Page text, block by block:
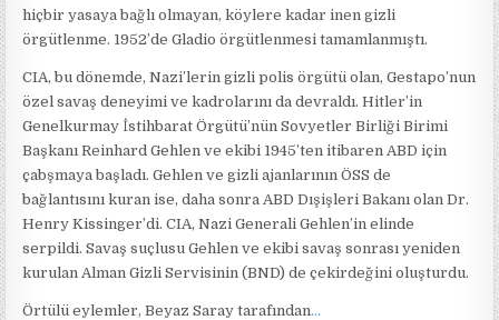
hiçbir yasaya bağlı olmayan, köylere kadar inen gizli
örgütlenme. 1952’de Gladio örgütlenmesi tamamlanmıştı.
CIA, bu dönemde, Nazi’lerin gizli polis örgütü olan, Gestapo’nun
özel savaş deneyimi ve kadrolarını da devraldı. Hitler’in
Genelkurmay İstihbarat Örgütü’nün Sovyetler Birliği Birimi
Başkanı Reinhard Gehlen ve ekibi 1945’ten itibaren ABD için
çabşmaya başladı. Gehlen ve gizli ajanlarının ÖSS de
bağlantısını kuran ise, daha sonra ABD Dışişleri Bakanı olan Dr.
Henry Kissinger’di. CIA, Nazi Generali Gehlen’in elinde
serpildi. Savaş suçlusu Gehlen ve ekibi savaş sonrası yeniden
kurulan Alman Gizli Servisinin (BND) de çekirdeğini oluşturdu.
Örtülü eylemler, Beyaz Saray tarafından…